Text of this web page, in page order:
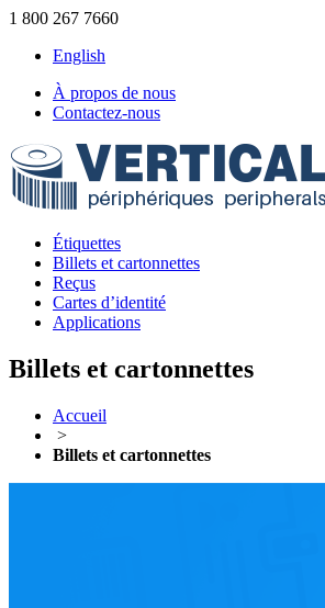
1 800 267 7660
English
À propos de nous
Contactez-nous
Étiquettes
Billets et cartonnettes
Reçus
Cartes d’identité
Applications
Billets et cartonnettes
Accueil
>
Billets et cartonnettes